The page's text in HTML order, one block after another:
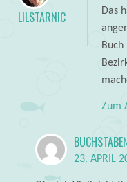
LILSTARNIC
Das
Buch
Zum
23. APRIL